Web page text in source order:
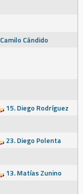
Camilo Cándido
15. Diego Rodríguez
23. Diego Polenta
13. Matías Zunino